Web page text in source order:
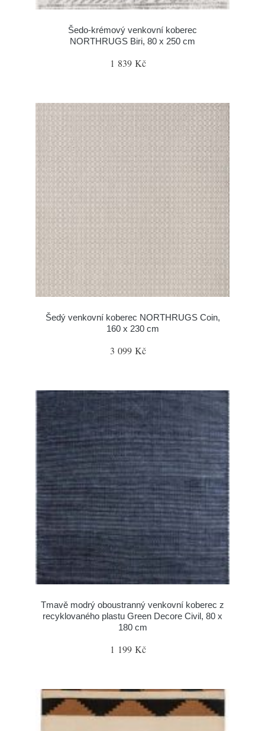
Šedo-krémový venkovní koberec
NORTHRUGS Biri, 80 x 250 cm
1 839 Kč
Šedý venkovní koberec NORTHRUGS Coin,
160 x 230 cm
3 099 Kč
Tmavě modrý oboustranný venkovní koberec z
recyklovaného plastu Green Decore Civil, 80 x
180 cm
1 199 Kč